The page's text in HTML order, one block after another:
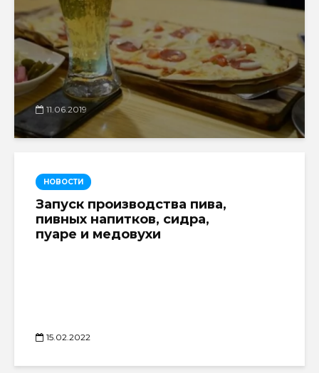
11.06.2019
НОВОСТИ
Запуск производства пива,
пивных напитков, сидра,
пуаре и медовухи
15.02.2022